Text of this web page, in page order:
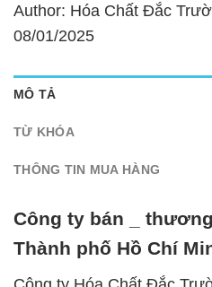
Author: Hóa Chất Đắc
08/01/2025
MÔ TẢ
TỪ KHÓA
THÔNG TIN MUA HÀNG
Công ty bán _
Thành phố Hồ Chí